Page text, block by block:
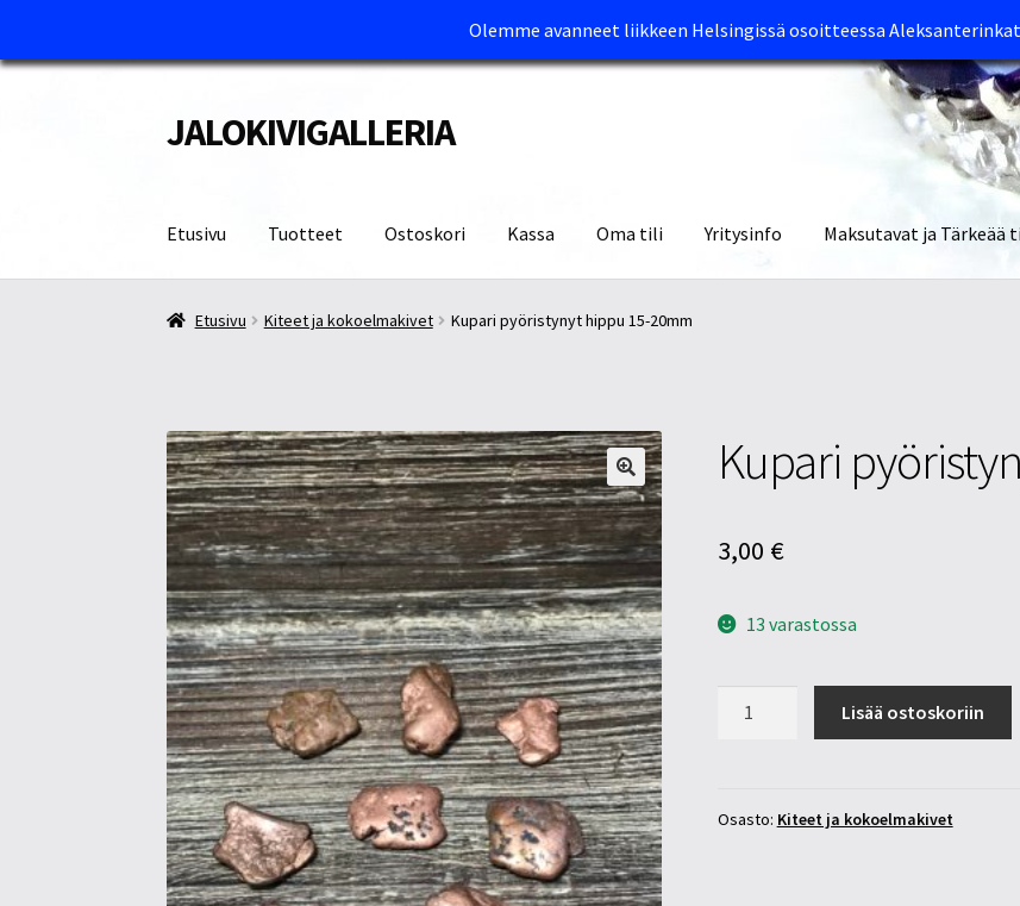
Olemme avanneet liikkeen Helsingissä osoitteessa
Siirry
navigointiin
Siirry
sisältöön
JALOKIVIGALLERIA
Etusivu Tuotteet Ostoskori Kassa Oma tili Yritysinfo Maksutavat ja Tärkeää
Etusivu Kassa Maksutavat ja Tärkeää tietää Myymälät Oma tili
Etusivu Kiteet ja kokoelmakivet Kupari pyöristynyt hippu 15-20mm
Kupari
3,00 €
13 varastossa
20mm
Lisää ostoskoriin
Osasto: Kiteet ja kokoelmakivet